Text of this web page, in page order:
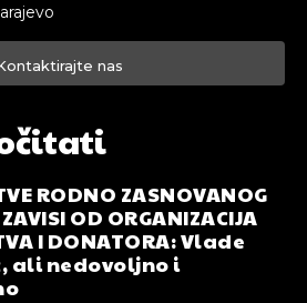
nas
RODNO ZASNOVANOG
OD ORGANIZACIJA
I DONATORA: Vlade
ali nedovoljno i